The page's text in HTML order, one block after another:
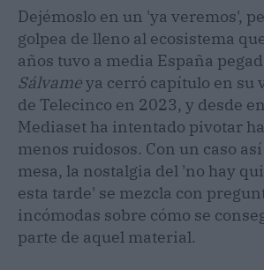
Dejémoslo en un 'ya veremos',
golpea de lleno al ecosistema
años tuvo a media España
Sálvameya cerró capítulo en su
de Telecinco en 2023, y desde
Mediaset ha intentado pivotar
menos ruidosos. Con un caso
mesa, la nostalgia del 'no hay
esta tarde' se mezcla con
incómodas sobre cómo se
parte de aquel material.